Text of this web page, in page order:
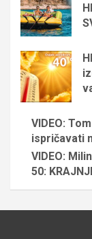
VIDEO:
ispričavati
VIDEO:
50: